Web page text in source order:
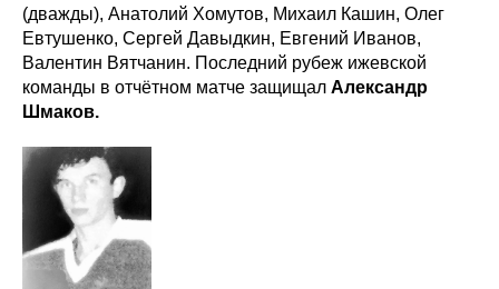
(дважды), Анатолий Хомутов, Михаил Кашин, Олег
Евтушенко, Сергей Давыдкин, Евгений Иванов,
Валентин Вятчанин. Последний рубеж ижевской
команды в отчётном матче защищал Александр
Шмаков.